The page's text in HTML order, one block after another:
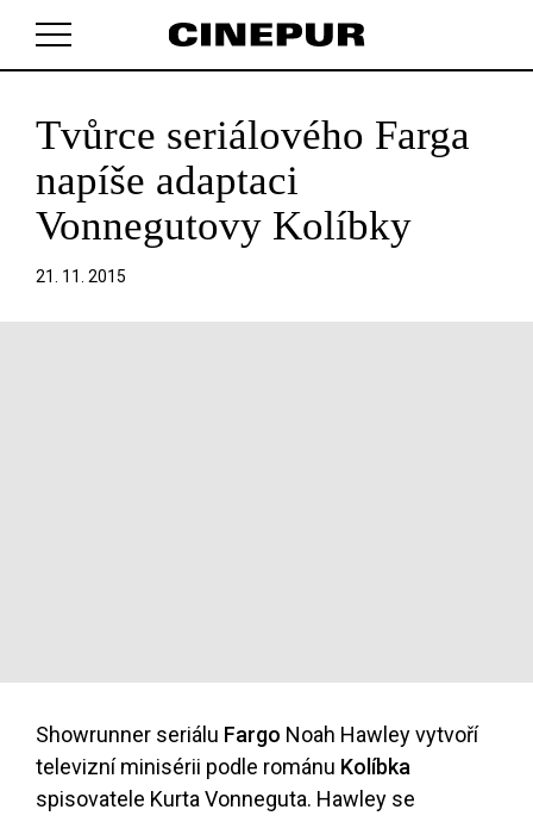
V košíku zatím nemáte žádné položky.
Tvůrce seriálového Farga
napíše adaptaci
Vonnegutovy Kolíbky
21. 11. 2015
Showrunner seriálu Fargo Noah Hawley vytvoří
televizní minisérii podle románu Kolíbka
spisovatele Kurta Vonneguta. Hawley se